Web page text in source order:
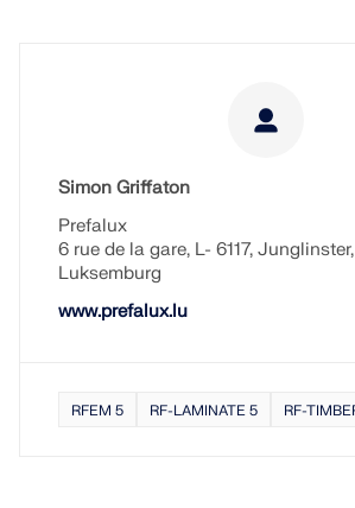
Simon Griffaton
Prefalux
6 rue de la gare, L- 6117,
Luksemburg
www.prefalux.lu
RFEM 5 RF-LAMINATE 5 RF-